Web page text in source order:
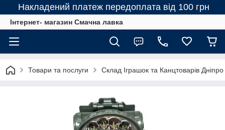
Накладений платеж передоплата від 100 грн
Інтернет- магазин Смачна лавка
Товари та послуги Склад Іграшок та Канцтоварів Дніпро